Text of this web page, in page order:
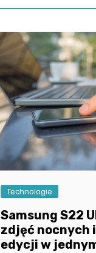
Technologie
Samsung S22
zdjęć nocnych
edycji w